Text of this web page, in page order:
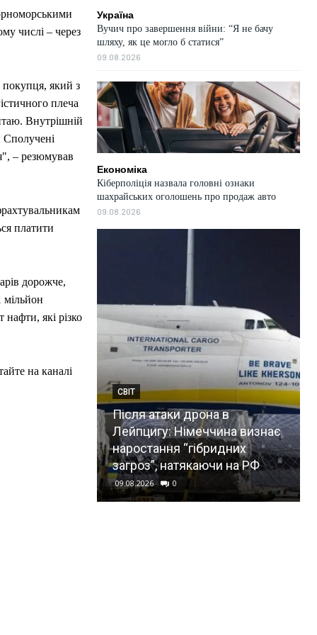
числі – через
покупця, який з
плеча
Внутрішній
– резюмував
платити
дорожче,
мільйон
нафти, які різко
на каналі
Україна
Вучич про завершення війни: “Я не бачу
шляху, як це могло б статися”
09.08.2026
Економіка
Кіберполіція назвала головні ознаки
шахрайських оголошень про продаж авто
09.08.2026
СВІТ
Після атаки дрона в
Лейпцигу: Німеччина визнає
наростання “гібридних
загроз”, натякаючи на РФ
09.08.2026 0